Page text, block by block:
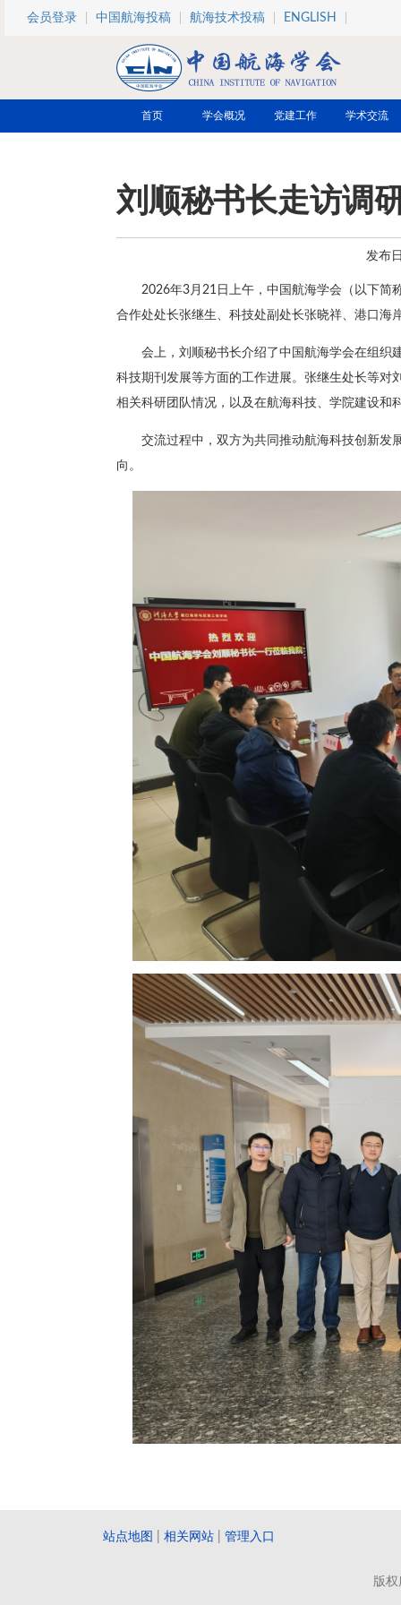
跳转到主要内容
会员登录 中国航海投稿 航海技术投稿 ENGLISH
首页 学会概况 党建工作 学术交流
刘顺秘书长走访调
发布
2026年3月21日上午，中国航海学会（以下简
合作处处长张继生、科技处副处长张晓祥、港口海
会上，刘顺秘书长介绍了中国航海学会在组织
科技期刊发展等方面的工作进展。张继生处长等对
相关科研团队情况，以及在航海科技、学院建设和
交流过程中，双方为共同推动航海科技创新发
向。
站点地图 相关网站 管理入口
版